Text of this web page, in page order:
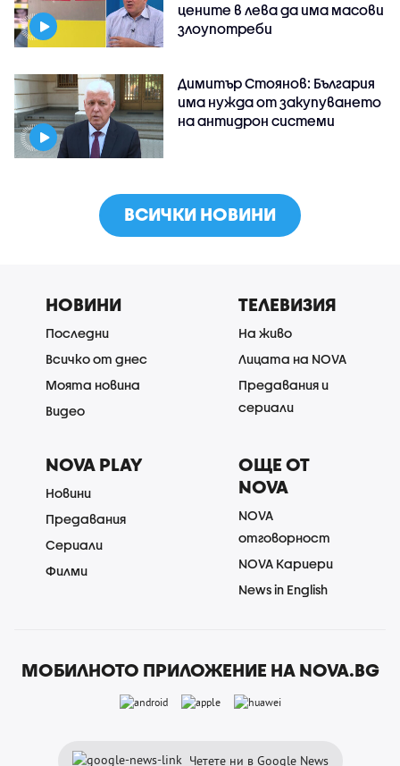
цените в лева да има масови
злоупотреби
Димитър Стоянов: България
има нужда от закупуването
на антидрон системи
ВСИЧКИ НОВИНИ
НОВИНИ
Последни
Всичко от днес
Моята новина
Видео
ТЕЛЕВИЗИЯ
На живо
Лицата на NOVA
Предавания и
сериали
NOVA PLAY
Новини
Предавания
Сериали
Филми
ОЩЕ ОТ
NOVA
NOVA
отговорност
NOVA Кариери
News in English
МОБИЛНОТО ПРИЛОЖЕНИЕ НА NOVA.BG
Четете ни в Google News